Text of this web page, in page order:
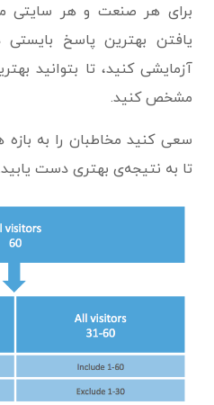
برای هر صنعت و هر سایتی
یافتن بهترین پاسخ بایستی
آزمایشی کنید، تا بتوانید
مشخص کنید.
سعی کنید مخاطبان را به
تا به نتیجه‌ی بهتری دست